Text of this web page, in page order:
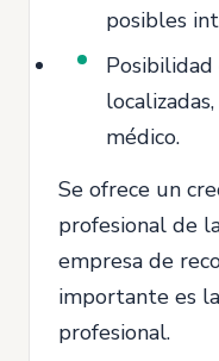
posibles
Posibilidad
médico.
Se ofrece un
profesional de
empresa de
importante es
profesional.